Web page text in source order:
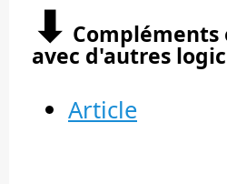
⬇︎
avec d'autres
Article